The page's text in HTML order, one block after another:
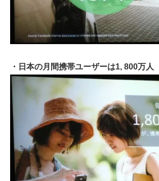
・日本の月間携帯ユーザーは1, 800万人